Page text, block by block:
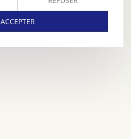
ACCEPTER